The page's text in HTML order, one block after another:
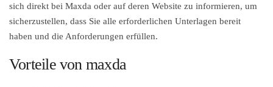
sich direkt bei Maxda oder auf deren Website zu informieren, um
sicherzustellen, dass Sie alle erforderlichen Unterlagen bereit
haben und die Anforderungen erfüllen.
Vorteile von maxda